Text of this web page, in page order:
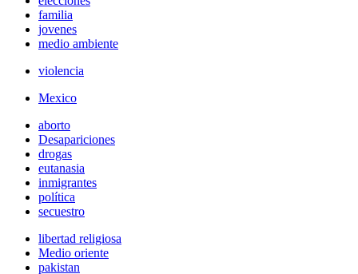
familia
jovenes
medio ambiente
violencia
Mexico
aborto
Desapariciones
drogas
eutanasia
inmigrantes
política
secuestro
libertad religiosa
Medio oriente
pakistan